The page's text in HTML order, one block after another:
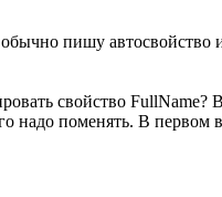
пишу
свойство FullName?
поменять. В первом